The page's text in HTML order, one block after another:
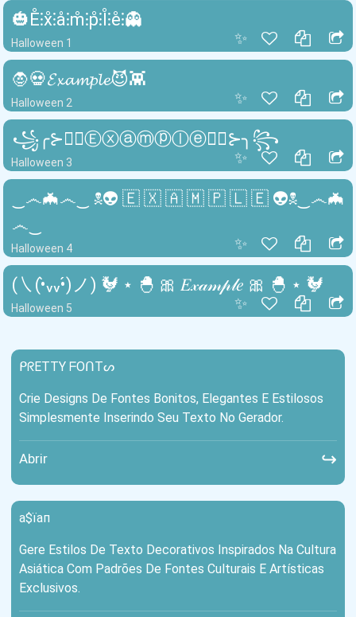
✨
Halloween 1
🎃E̊⫶x̊⫶å⫶m̊⫶p̊⫶l̊⫶e̊⫶👻
✨
Halloween 2
🧛💀𝓔𝔁𝓪𝓶𝓹𝓵𝓮😈👾
✨
Halloween 3
꧁╭⊱🧛‍♂️Ⓔⓧⓐⓜⓟⓛⓔ🧛‍♂️⊱╮꧂
✨
Halloween 4
‿෴🦇෴‿ ☠👽 🇪 🇽 🇦 🇲 🇵 🇱 🇪 👽☠‿෴🦇
෴‿
✨
Halloween 5
(㇏(•̀ᵥᵥ•́)ノ) 🐓 ⋆ 🐣 🎀 𝐸𝓍𝒶𝓂𝓅𝓁𝑒 🎀 🐣 ⋆ 🐓
ᑭᖇETTY ᖴOᑎTᔕ
Crie Designs De Fontes Bonitos, Elegantes E Estilosos
Simplesmente Inserindo Seu Texto No Gerador.
Abrir ↪
а$їап
Gere Estilos De Texto Decorativos Inspirados Na Cultura
Asiática Com Padrões De Fontes Culturais E Artísticas
Exclusivos.